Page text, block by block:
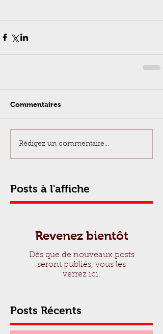
Commentaires
Rédigez un commentaire...
Posts à l'affiche
Revenez bientôt
Dès que de nouveaux posts
seront publiés, vous les
verrez ici.
Posts Récents